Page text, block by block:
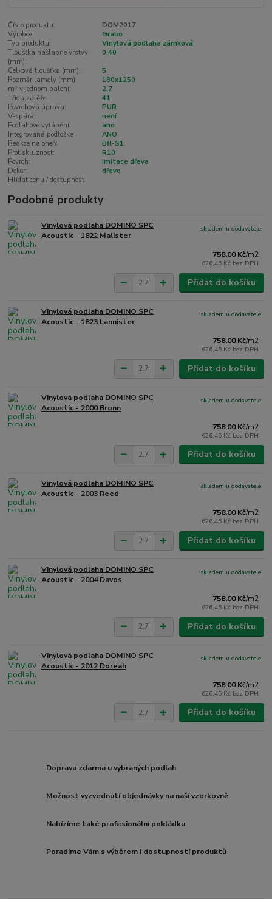
Číslo produktu:
DOM2017
Výrobce:
Grabo
Typ produktu:
Vinylová podlaha zámková
Tloušťka nášlapné vrstvy
(mm):
0,40
Celková tloušťka (mm):
5
Rozměr lamely (mm):
180x1250
m² v jednom balení:
2,7
Třída zátěže:
41
Povrchová úprava:
PUR
V-spára:
není
Podlahové vytápění:
ano
Integrovaná podložka:
ANO
Reakce na oheň:
Bfl-S1
Protiskluznost:
R10
Povrch:
imitace dřeva
Dekor:
dřevo
Hlídat cenu / dostupnost
Podobné produkty
Vinylová podlaha DOMINO SPC
Acoustic - 1822 Malister
758,00 Kč/m2
626,45 Kč bez DPH
skladem u dodavatele
Přidat do košíku
Vinylová podlaha DOMINO SPC
Acoustic - 1823 Lannister
758,00 Kč/m2
626,45 Kč bez DPH
skladem u dodavatele
Přidat do košíku
Vinylová podlaha DOMINO SPC
Acoustic - 2000 Bronn
758,00 Kč/m2
626,45 Kč bez DPH
skladem u dodavatele
Přidat do košíku
Vinylová podlaha DOMINO SPC
Acoustic - 2003 Reed
758,00 Kč/m2
626,45 Kč bez DPH
skladem u dodavatele
Přidat do košíku
Vinylová podlaha DOMINO SPC
Acoustic - 2004 Davos
758,00 Kč/m2
626,45 Kč bez DPH
skladem u dodavatele
Přidat do košíku
Vinylová podlaha DOMINO SPC
Acoustic - 2012 Doreah
758,00 Kč/m2
626,45 Kč bez DPH
skladem u dodavatele
Přidat do košíku
Doprava zdarma u vybraných podlah
Možnost vyzvednutí objednávky na naší vzorkovně
Nabízíme také profesionální pokládku
Poradíme Vám s výběrem i dostupností produktů